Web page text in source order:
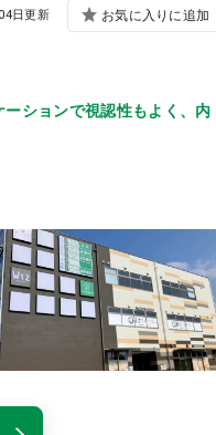
ーションで視認性もよく、内
日更新 お気に入りに追加